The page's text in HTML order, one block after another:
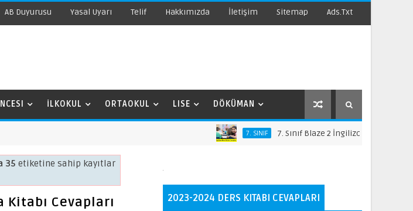
AB Duyurusu Yasal Uyarı Telif Hakkımızda İletişim Sitemap Ads.txt
İLKOKUL ORTAOKUL LISE DÖKÜMAN
7. SINIF 7. Sınıf Blaze 2 İngilizce Ders Kitabı
35 etiketine sahip kayıtlar
Kitabı Cevapları
2023-2024 DERS KITABI CEVAPLARI